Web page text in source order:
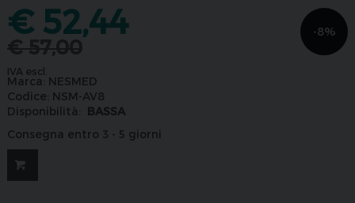
-8%
€ 52,44
IVA escl.
Marca: NESMED
Codice: NSM-AV8
Disponibilità: BASSA
Consegna entro 3 - 5 giorni